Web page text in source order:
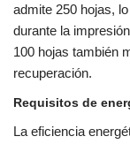
admite 250 hojas,
durante la
100 hojas también
recuperación.
Requisitos de
La eficiencia